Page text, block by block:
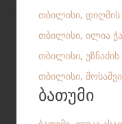
ერთად უფრო
პარტნიორთან
საერთო